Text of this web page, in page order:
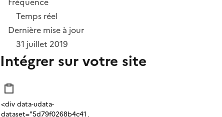
Temps réel
Dernière mise à jour
31 juillet 2019
Intégrer sur votre site